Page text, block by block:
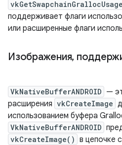
поддерживает флаги
или расширенные флаги
Изображения,
VkNativeBufferANDROID —
расширения vkCreateImage
использованием буфера
VkNativeBufferANDROID
vkCreateImage() в цепочке